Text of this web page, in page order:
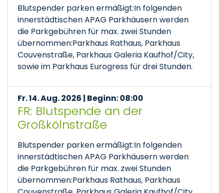
Blutspender parken ermäßigt:In folgenden
innerstädtischen APAG Parkhäusern werden
die Parkgebühren für max. zwei Stunden
übernommen:Parkhaus Rathaus, Parkhaus
Couvenstraße, Parkhaus Galeria Kaufhof/City,
sowie im Parkhaus Eurogress für drei Stunden.
Fr. 14. Aug. 2026 | Beginn: 08:00
FR: Blutspende an der
Großkölnstraße
Blutspender parken ermäßigt:In folgenden
innerstädtischen APAG Parkhäusern werden
die Parkgebühren für max. zwei Stunden
übernommen:Parkhaus Rathaus, Parkhaus